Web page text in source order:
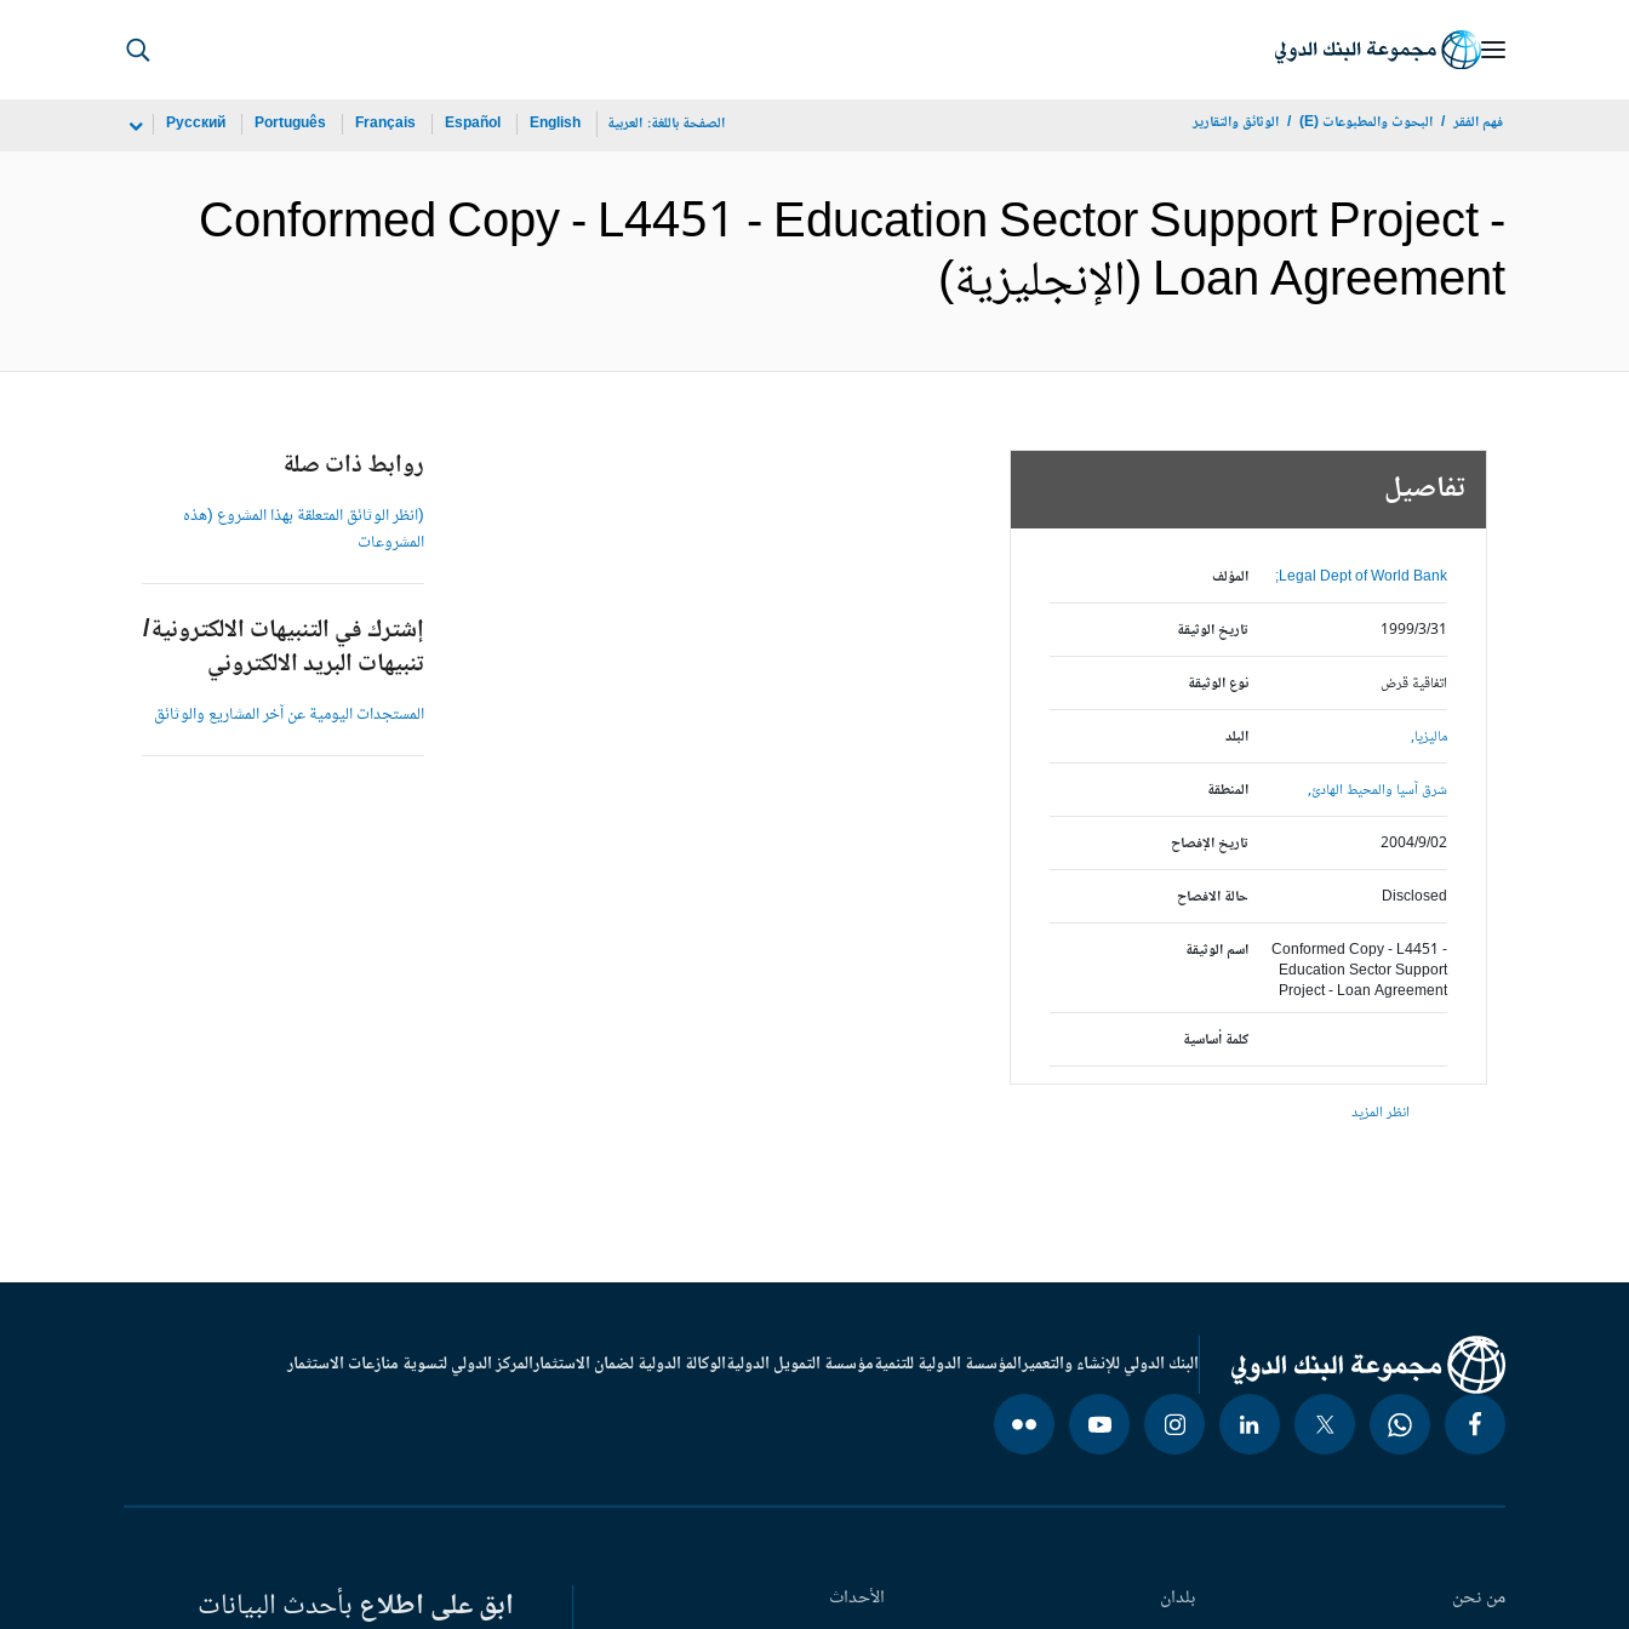
فهم الفقر البحوث والمطبوعات (E) الوثائق والتقارير الصفحة باللغة: العربية English
Español
Français
Português
Русский
Conformed Copy - L4451 - Education Sector Support Project -
Loan Agreement (الإنجليزية)
تفاصيل
المؤلف Legal Dept of World Bank;
تاريخ الوثيقة 1999/3/31
نوع الوثيقة اتفاقية قرض
البلد ماليزيا,
المنطقة شرق آسيا والمحيط الهادئ,
تاريخ الإفصاح 2004/9/02
حالة الافصاح Disclosed
اسم الوثيقة
Conformed Copy - L4451 -
Education Sector Support
Project - Loan Agreement
كلمة أساسية
انظر المزيد
روابط ذات صلة
(انظر الوثائق المتعلقة بهذا المشروع (هذه
المشروعات
إشترك في التنبيهات الالكترونية/
تنبيهات البريد الالكتروني
المستجدات اليومية عن آخر المشاريع والوثائق
البنك الدولي للإنشاء والتعميرالمؤسسة الدولية للتنميةمؤسسة التمويل الدوليةالوكالة الدولية لضمان الاستثمارالمركز الدولي لتسوية منازعات الاستثمار
من نحن بلدان الأحداث ابق على اطلاعبأحدث البيانات